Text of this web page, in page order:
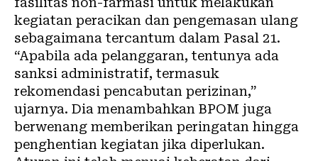
kegiatan peracikan dan pengemasan ulang
sebagaimana tercantum dalam Pasal 21.
“Apabila ada pelanggaran, tentunya ada
sanksi administratif, termasuk
rekomendasi pencabutan perizinan,”
ujarnya. Dia menambahkan BPOM juga
berwenang memberikan peringatan hingga
penghentian kegiatan jika diperlukan.